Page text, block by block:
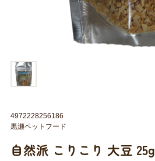
自然派 こりこり 大豆 25g
4972228256186
黒瀬ペットフード